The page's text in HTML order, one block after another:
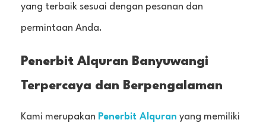
yang terbaik sesuai dengan pesanan dan
permintaan Anda.
Penerbit Alquran Banyuwangi
Terpercaya dan Berpengalaman
Kami merupakan Penerbit Alquran yang memiliki